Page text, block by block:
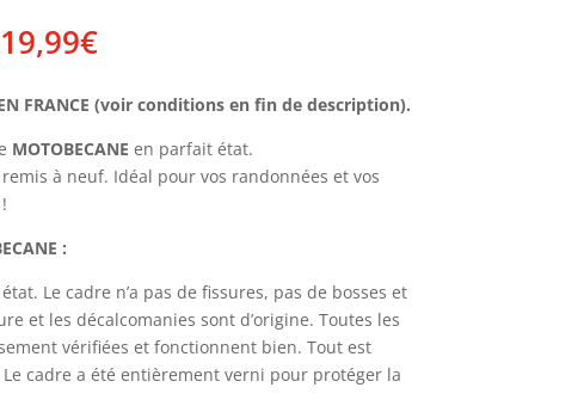
€Plage
de
prix :
210,00€
à
219,99€
FRANCE (voir conditions en fin de description).
MOTOBECANE en parfait état.
remis à neuf. Idéal pour vos randonnées et vos
:
Le cadre n’a pas de fissures, pas de bosses et
et les décalcomanies sont d’origine. Toutes les
vérifiées et fonctionnent bien. Tout est
Le cadre a été entièrement verni pour protéger la